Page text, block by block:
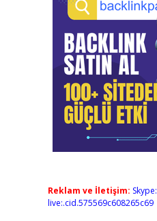
Reklam ve İletişim: Skype:
live:.cid.575569c608265c69